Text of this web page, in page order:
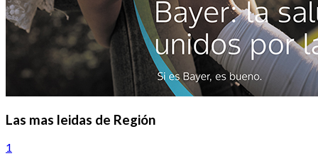
Las mas leidas de Región
1